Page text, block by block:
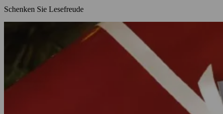
Schenken Sie Lesefreude